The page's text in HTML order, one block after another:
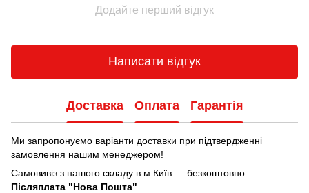
Додайте перший відгук
Написати відгук
Доставка Оплата Гарантія
Ми запропонуємо варіанти доставки при підтвердженні
замовлення нашим менеджером!
Самовивіз з нашого складу в м.Київ — безкоштовно.
Післяплата "Нова Пошта"